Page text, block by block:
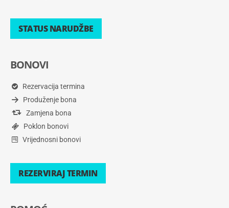
STATUS NARUDŽBE
BONOVI
Rezervacija termina
Produženje bona
Zamjena bona
Poklon bonovi
Vrijednosni bonovi
REZERVIRAJ TERMIN